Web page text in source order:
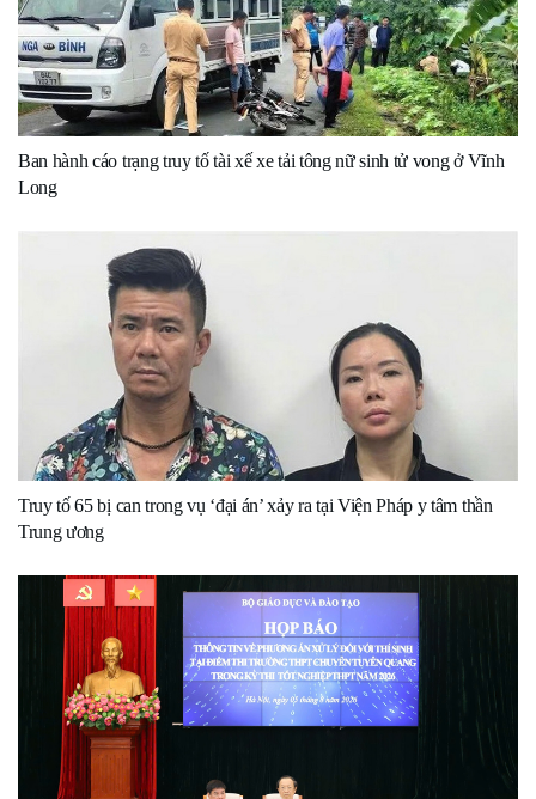
Ban hành cáo trạng truy tố tài xế xe tải tông nữ sinh tử vong ở Vĩnh
Long
Truy tố 65 bị can trong vụ ‘đại án’ xảy ra tại Viện Pháp y tâm thần
Trung ương